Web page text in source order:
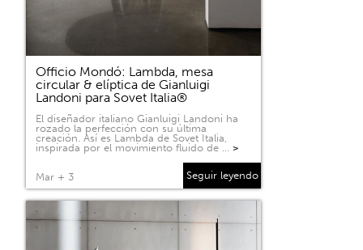
Officio Mondó: Lambda, mesa
circular & elíptica de Gianluigi
Landoni para Sovet Italia®
El diseñador italiano Gianluigi Landoni ha
rozado la perfección con su última
creación. Así es Lambda de Sovet Italia,
inspirada por el movimiento fluido de … >
Mar + 3 Seguir leyendo